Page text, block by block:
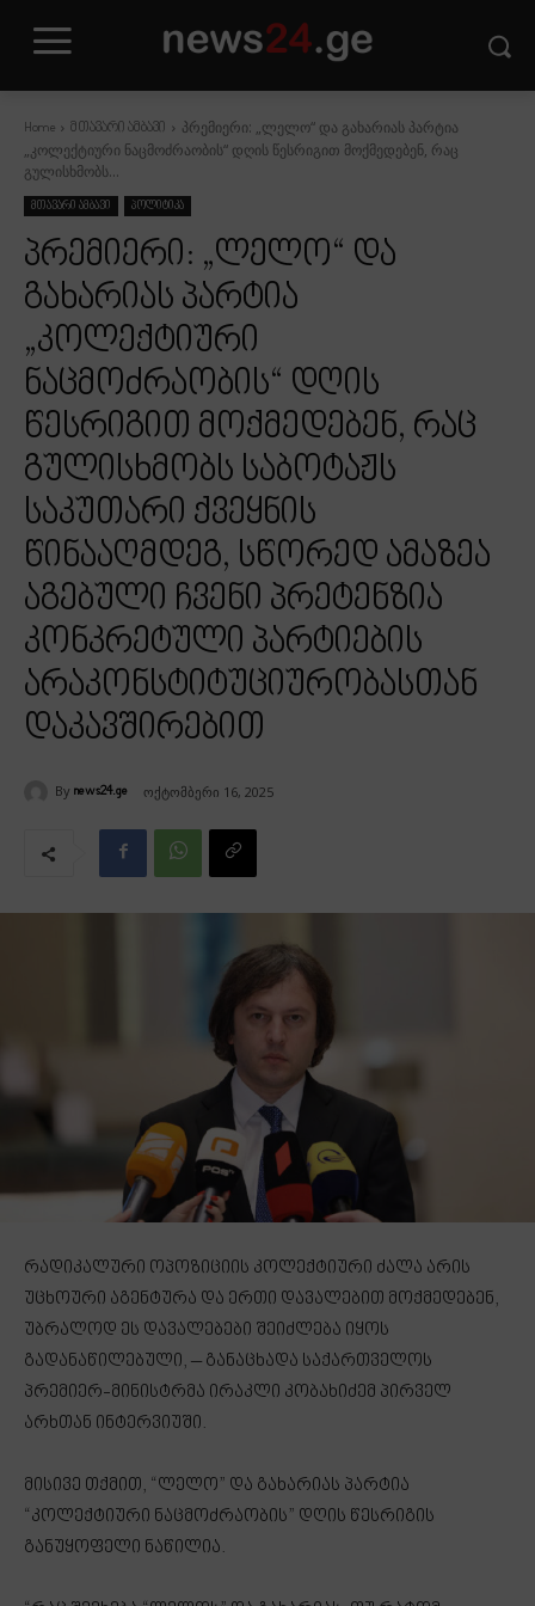
Home მთავარი ამბავი
პრემიერი: „ლელო“ და გახარიას პარტია
„კოლექტიური ნაცმოძრაობის“ დღის წესრიგით მოქმედებენ, რაც
გულისხმობს...
მთავარი ამბავი პოლიტიკა
პრემიერი: „ლელო“ და
გახარიას პარტია
„კოლექტიური
ნაცმოძრაობის“ დღის
წესრიგით მოქმედებენ, რაც
გულისხმობს საბოტაჟს
საკუთარი ქვეყნის
წინააღმდეგ, სწორედ ამაზეა
აგებული ჩვენი პრეტენზია
კონკრეტული პარტიების
არაკონსტიტუციურობასთან
დაკავშირებით
By news24.ge ოქტომბერი 16, 2025
რადიკალური ოპოზიციის კოლექტიური ძალა არის
უცხოური აგენტურა და ერთი დავალებით მოქმედებენ,
უბრალოდ ეს დავალებები შეიძლება იყოს
გადანაწილებული, – განაცხადა საქართველოს
პრემიერ-მინისტრმა ირაკლი კობახიძემ პირველ
არხთან ინტერვიუში.
მისივე თქმით, “ლელო” და გახარიას პარტია
“კოლექტიური ნაცმოძრაობის” დღის წესრიგის
განუყოფელი ნაწილია.